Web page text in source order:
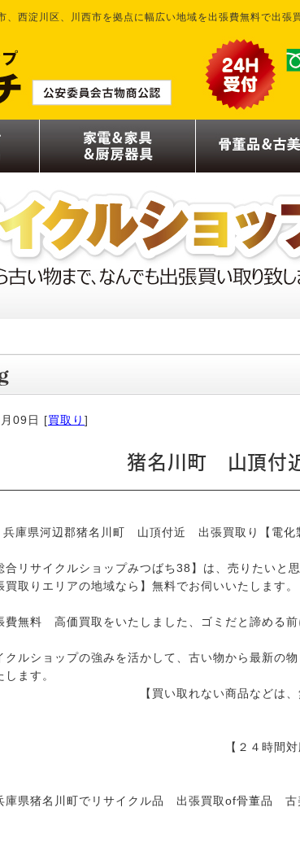
西淀川区、川西市を拠点に幅広い地域を出張費無料で出張
09日 [買取り ]
猪名川町 山頂付
庫県河辺郡猪名川町 山頂付近 出張買取り【電化
合リサイクルショップみつばち38】は、売りたいと
買取りエリアの地域なら】無料でお伺いいたします。
費無料 高価買取をいたしました、ゴミだと諦める
クルショップの強みを活かして、古い物から最新の
ます。
取れない商品などは、無料回収
４時間対応
名川町でリサイクル品 出張買取of骨董品 古美